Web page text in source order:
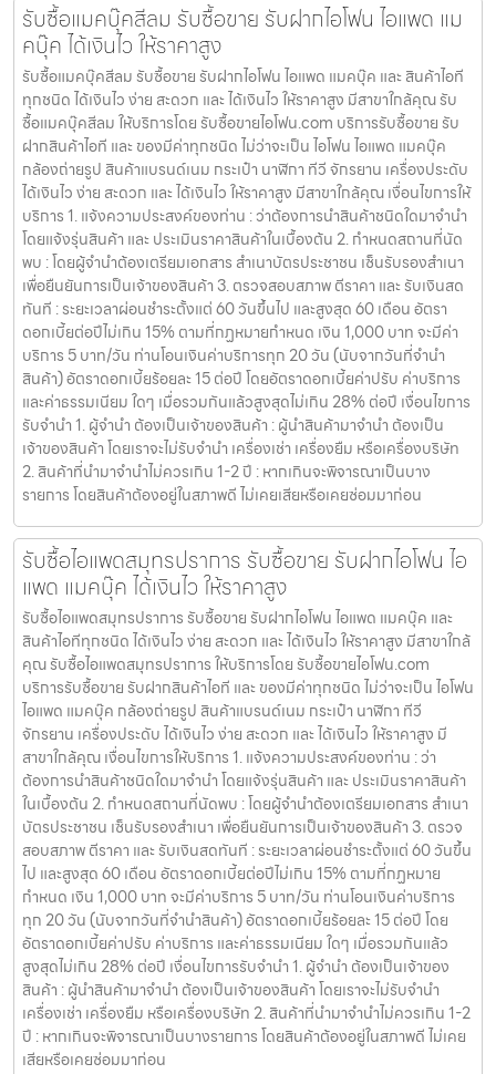
รับซื้อแมคบุ๊คสีลม รับซื้อขาย รับฝากไอโฟน ไอแพด แม
คบุ๊ค ได้เงินไว ให้ราคาสูง
รับซื้อแมคบุ๊คสีลม รับซื้อขาย รับฝากไอโฟน ไอแพด แมคบุ๊ค และ สินค้าไอที
ทุกชนิด ได้เงินไว ง่าย สะดวก และ ได้เงินไว ให้ราคาสูง มีสาขาใกล้คุณ รับ
ซื้อแมคบุ๊คสีลม ให้บริการโดย รับซื้อขายไอโฟน.com บริการรับซื้อขาย รับ
ฝากสินค้าไอที และ ของมีค่าทุกชนิด ไม่ว่าจะเป็น ไอโฟน ไอแพด แมคบุ๊ค
กล้องถ่ายรูป สินค้าแบรนด์เนม กระเป๋า นาฬิกา ทีวี จักรยาน เครื่องประดับ
ได้เงินไว ง่าย สะดวก และ ได้เงินไว ให้ราคาสูง มีสาขาใกล้คุณ เงื่อนไขการให้
บริการ 1. แจ้งความประสงค์ของท่าน : ว่าต้องการนำสินค้าชนิดใดมาจำนำ
โดยแจ้งรุ่นสินค้า และ ประเมินราคาสินค้าในเบื้องต้น 2. กำหนดสถานที่นัด
พบ : โดยผู้จำนำต้องเตรียมเอกสาร สำเนาบัตรประชาชน เซ็นรับรองสำเนา
เพื่อยืนยันการเป็นเจ้าของสินค้า 3. ตรวจสอบสภาพ ตีราคา และ รับเงินสด
ทันที : ระยะเวลาผ่อนชำระตั้งแต่ 60 วันขึ้นไป และสูงสุด 60 เดือน อัตรา
ดอกเบี้ยต่อปีไม่เกิน 15% ตามที่กฏหมายกำหนด เงิน 1,000 บาท จะมีค่า
บริการ 5 บาท/วัน ท่านโอนเงินค่าบริการทุก 20 วัน (นับจากวันที่จำนำ
สินค้า) อัตราดอกเบี้ยร้อยละ 15 ต่อปี โดยอัตราดอกเบี้ยค่าปรับ ค่าบริการ
และค่าธรรมเนียม ใดๆ เมื่อรวมกันแล้วสูงสุดไม่เกิน 28% ต่อปี เงื่อนไขการ
รับจำนำ 1. ผู้จำนำ ต้องเป็นเจ้าของสินค้า : ผู้นำสินค้ามาจำนำ ต้องเป็น
เจ้าของสินค้า โดยเราจะไม่รับจำนำ เครื่องเช่า เครื่องยืม หรือเครื่องบริษัท
2. สินค้าที่นำมาจำนำไม่ควรเกิน 1-2 ปี : หากเกินจะพิจารณาเป็นบาง
รายการ โดยสินค้าต้องอยู่ในสภาพดี ไม่เคยเสียหรือเคยซ่อมมาก่อน
รับซื้อไอแพดสมุทรปราการ รับซื้อขาย รับฝากไอโฟน ไอ
แพด แมคบุ๊ค ได้เงินไว ให้ราคาสูง
รับซื้อไอแพดสมุทรปราการ รับซื้อขาย รับฝากไอโฟน ไอแพด แมคบุ๊ค และ
สินค้าไอทีทุกชนิด ได้เงินไว ง่าย สะดวก และ ได้เงินไว ให้ราคาสูง มีสาขาใกล้
คุณ รับซื้อไอแพดสมุทรปราการ ให้บริการโดย รับซื้อขายไอโฟน.com
บริการรับซื้อขาย รับฝากสินค้าไอที และ ของมีค่าทุกชนิด ไม่ว่าจะเป็น ไอโฟน
ไอแพด แมคบุ๊ค กล้องถ่ายรูป สินค้าแบรนด์เนม กระเป๋า นาฬิกา ทีวี
จักรยาน เครื่องประดับ ได้เงินไว ง่าย สะดวก และ ได้เงินไว ให้ราคาสูง มี
สาขาใกล้คุณ เงื่อนไขการให้บริการ 1. แจ้งความประสงค์ของท่าน : ว่า
ต้องการนำสินค้าชนิดใดมาจำนำ โดยแจ้งรุ่นสินค้า และ ประเมินราคาสินค้า
ในเบื้องต้น 2. กำหนดสถานที่นัดพบ : โดยผู้จำนำต้องเตรียมเอกสาร สำเนา
บัตรประชาชน เซ็นรับรองสำเนา เพื่อยืนยันการเป็นเจ้าของสินค้า 3. ตรวจ
สอบสภาพ ตีราคา และ รับเงินสดทันที : ระยะเวลาผ่อนชำระตั้งแต่ 60 วันขึ้น
ไป และสูงสุด 60 เดือน อัตราดอกเบี้ยต่อปีไม่เกิน 15% ตามที่กฏหมาย
กำหนด เงิน 1,000 บาท จะมีค่าบริการ 5 บาท/วัน ท่านโอนเงินค่าบริการ
ทุก 20 วัน (นับจากวันที่จำนำสินค้า) อัตราดอกเบี้ยร้อยละ 15 ต่อปี โดย
อัตราดอกเบี้ยค่าปรับ ค่าบริการ และค่าธรรมเนียม ใดๆ เมื่อรวมกันแล้ว
สูงสุดไม่เกิน 28% ต่อปี เงื่อนไขการรับจำนำ 1. ผู้จำนำ ต้องเป็นเจ้าของ
สินค้า : ผู้นำสินค้ามาจำนำ ต้องเป็นเจ้าของสินค้า โดยเราจะไม่รับจำนำ
เครื่องเช่า เครื่องยืม หรือเครื่องบริษัท 2. สินค้าที่นำมาจำนำไม่ควรเกิน 1-2
ปี : หากเกินจะพิจารณาเป็นบางรายการ โดยสินค้าต้องอยู่ในสภาพดี ไม่เคย
เสียหรือเคยซ่อมมาก่อน